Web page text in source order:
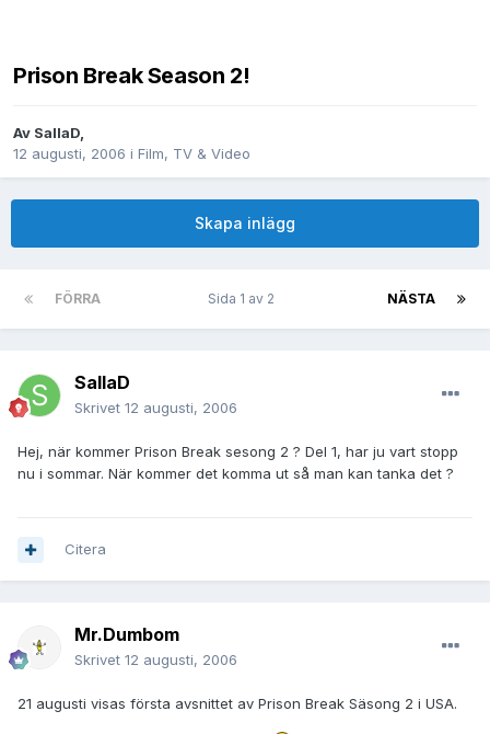
Prison Break Season 2!
Av SallaD,
12 augusti, 2006 i Film, TV & Video
Skapa inlägg
FÖRRA NÄSTA
Sida 1 av 2
SallaD
Skrivet 12 augusti, 2006
Hej, när kommer Prison Break sesong 2 ? Del 1, har ju vart stopp
nu i sommar. När kommer det komma ut så man kan tanka det ?
Citera
Mr.Dumbom
Skrivet 12 augusti, 2006
21 augusti visas första avsnittet av Prison Break Säsong 2 i USA.